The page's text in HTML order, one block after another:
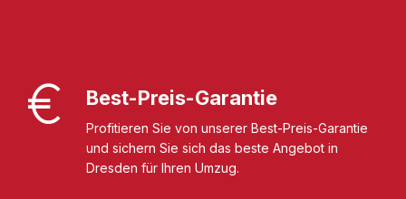
Best-Preis-Garantie
Profitieren Sie von unserer Best-Preis-Garantie
und sichern Sie sich das beste Angebot in
Dresden für Ihren Umzug.